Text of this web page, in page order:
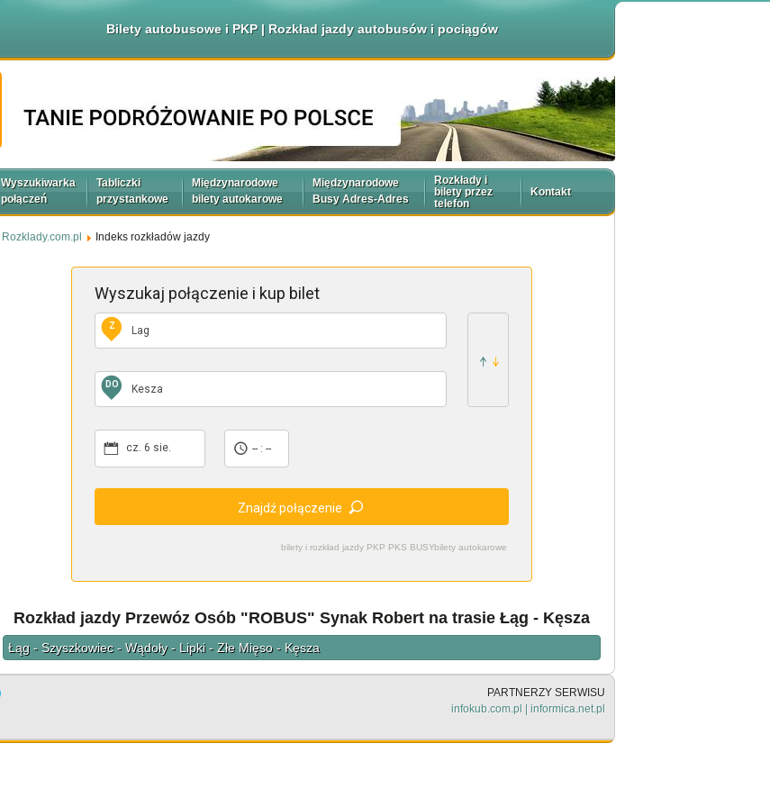
Bilety autobusowe i PKP | Rozkład jazdy autobusów i pociągów
Wyszukiwarka
połączeń
Tabliczki
przystankowe
Międzynarodowe
bilety autokarowe
Międzynarodowe
Busy Adres-Adres
Rozkłady i
bilety przez
telefon
Kontakt
Rozklady.com.pl Indeks rozkładów jazdy
bilety i rozkład jazdy PKP PKS BUSYbilety autokarowe
Wyszukaj połączenie i kup bilet
Z
DO
cz. 6 sie. -- : --
Znajdź połączenie
Rozkład jazdy Przewóz Osób "ROBUS" Synak Robert na trasie Łąg - Kęsza
Łąg - Szyszkowiec - Wądoły - Lipki - Złe Mięso - Kęsza
PARTNERZY SERWISU
infokub.com.pl | informica.net.pl